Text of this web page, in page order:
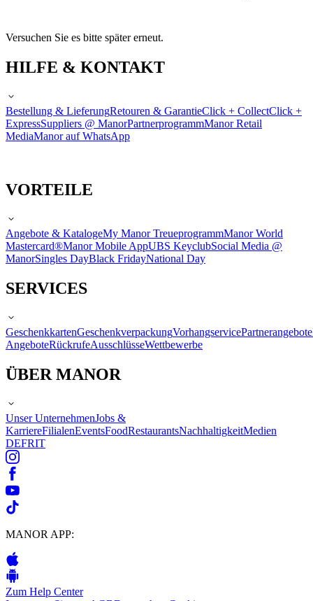
Versuchen Sie es bitte später erneut.
HILFE & KONTAKT
Bestellung & LieferungRetouren & GarantieClick + CollectClick +
ExpressSuppliers @ ManorPartnerprogrammManor Retail
MediaManor auf WhatsApp
VORTEILE
Angebote & KatalogeMy Manor TreueprogrammManor World
Mastercard®Manor Mobile AppUBS KeyclubSocial Media @
ManorSingles DayBlack FridayNational Day
SERVICES
GeschenkkartenGeschenkverpackungVorhangservicePartnerangebote
AngeboteRückrufeAusschlüsseWettbewerbe
ÜBER MANOR
Unser UnternehmenJobs &
KarriereFilialenEventsFoodRestaurantsNachhaltigkeitMedien
DEFRIT
MANOR APP:
Zum Help Center